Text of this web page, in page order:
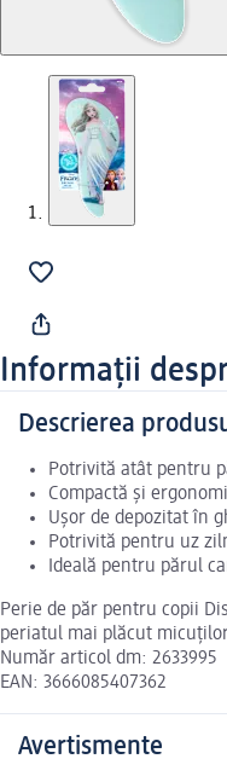
Informații
Descrierea
Potrivită atât pentru
Compactă și
Ușor de depozitat în
Potrivită pentru uz
Ideală pentru părul
Perie de păr pentru copii
periatul mai plăcut
Număr articol dm: 2633995
EAN: 3666085407362
Avertismente